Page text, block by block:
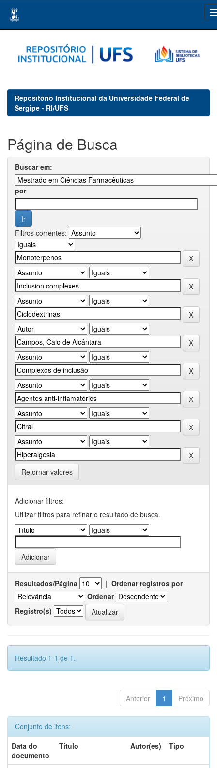
navigation
Repositório Institucional da Universidade Federal de
Sergipe - RI/UFS
Página de Busca
Buscar em:
por
Filtros correntes:
Retornar valores
Adicionar filtros:
Utilizar filtros para refinar o resultado de busca.
Resultados/Página | Ordenar registros por
Ordenar
Registro(s)
Resultado 1-1 de 1.
Anterior 1 Próximo
Conjunto de itens:
Data do
documento
Título Autor(es) Tipo